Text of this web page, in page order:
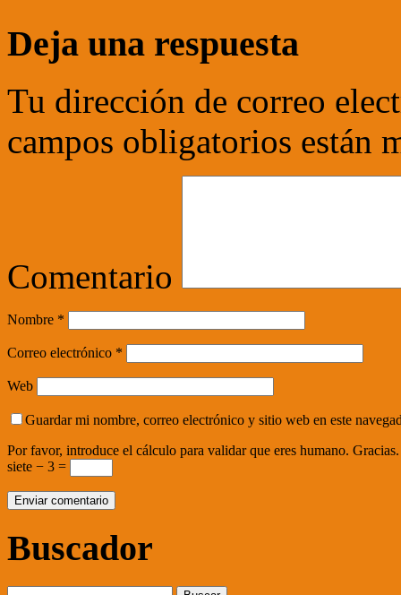
Deja una respuesta
Tu dirección de correo
campos obligatorios están
Comentario
Nombre *
Correo electrónico *
Web
Guardar mi nombre, correo electrónico y sitio web en este
Por favor, introduce el cálculo para validar que eres humano. Gracias.
siete − 3 =
Buscador